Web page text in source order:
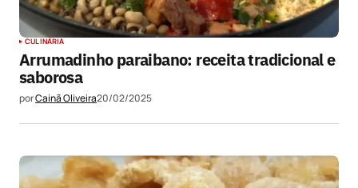
CULINÁRIA
Arrumadinho paraibano: receita tradicional e
saborosa
porCainã Oliveira20/02/2025